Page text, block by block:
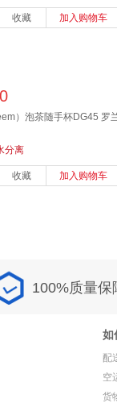
收藏 加入购物车
）泡茶随手杯DG45 罗
分离
收藏 加入购物车
100%质量保
如
配
空
货